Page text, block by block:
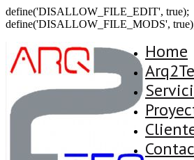
define('DISALLOW_FILE_EDIT', true);
define('DISALLOW_FILE_MODS',
Home